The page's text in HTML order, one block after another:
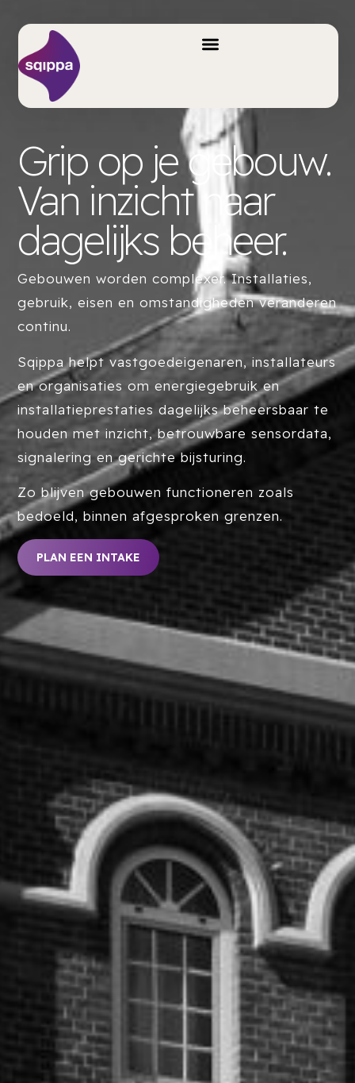
Grip op je gebouw.
Van inzicht naar
dagelijks beheer.​
Gebouwen worden complexer. Installaties,
gebruik, eisen en omstandigheden veranderen
continu.
Sqippa helpt vastgoedeigenaren, installateurs
en organisaties om energiegebruik en
installatieprestaties dagelijks beheersbaar te
houden met inzicht, betrouwbare sensordata,
signalering en gerichte bijsturing.
Zo blijven gebouwen functioneren zoals
bedoeld, binnen afgesproken grenzen.
PLAN EEN INTAKE